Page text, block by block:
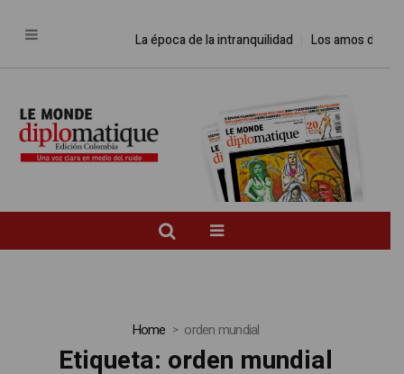
La época de la intranquilidad Los amos del mundo
Home orden mundial
Etiqueta: orden mundial